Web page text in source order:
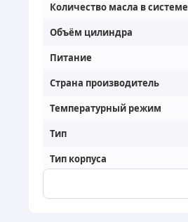
Количество масла в системе
Объём цилиндра
Питание
Страна производитель
Температурный режим
Тип
Тип корпуса